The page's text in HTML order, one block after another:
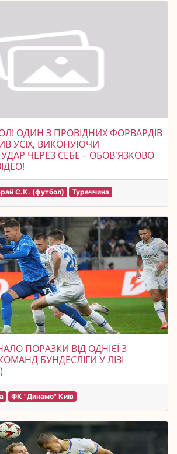
ОДИН З ПРОВІДНИХ ФОРВАРДІВ
УСІХ, ВИКОНУЮЧИ
ЧЕРЕЗ СЕБЕ – ОБОВ'ЯЗКОВО
С.К. (футбол) Туреччина
ПОРАЗКИ ВІД ОДНІЄЇ З
БУНДЕСЛІГИ У ЛІЗІ
ФК "Динамо" Київ